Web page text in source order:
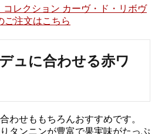
レクション カーヴ・ド・リボヴ
ご注文はこちら
わせももちろんおすすめです。
タンニンが豊富で果実味がたっぷ